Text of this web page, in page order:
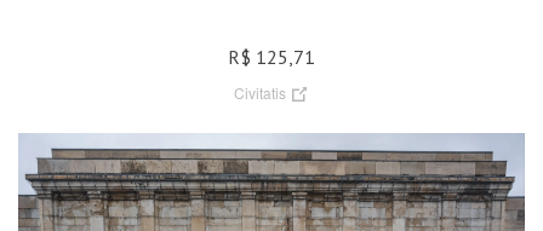
R$ 125,71
Civitatis